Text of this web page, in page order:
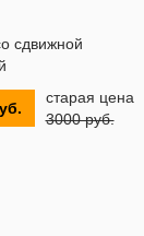
сдвижной
старая цена
3000 руб.